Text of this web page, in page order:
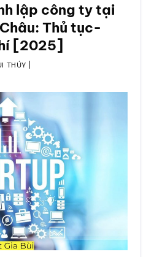
lập công ty tại
Thủ tục-
[2025]
THÚY